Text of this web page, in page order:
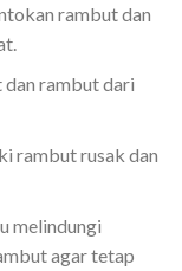
rambut dan
rambut dari
rambut rusak dan
melindungi
agar tetap